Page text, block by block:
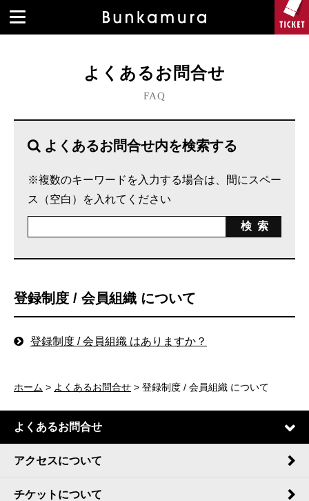
よくあるお問合せ
FAQ
よくあるお問合せ内を検索する
※複数のキーワードを入力する場合は、間にスペー
ス（空白）を入れてください
登録制度 / 会員組織 について
登録制度 / 会員組織 はありますか？
ホーム > よくあるお問合せ > 登録制度 / 会員組織 について
よくあるお問合せ
アクセスについて
チケットについて